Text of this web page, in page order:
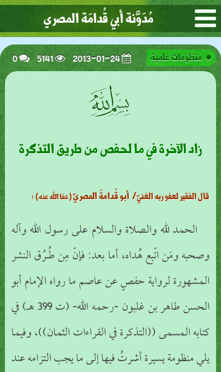
مُدَوَّنة أبي قُدامَة المصري
منظومات علمية 2013-01-24
5141
0
ﭗ
زاد الآخرة في ما لحفص من طريق التذكرة
قال الفقير لعفو ربه الغنيّ/أبو قُدامةَ المصريّ(عفا الله عنه):
الحمد لله والصلاة والسلام على رسول الله وآله
وصحبه ومَن اتّبع هُداه، أما بعد: فإنّ مِن طُـرُق النشر
المشهورة لرواية حفصٍ عن عاصم ما رواه الإمام أبو
الحسن طاهر بن غلبون -رحمه الله- (ت 399 هـ) في
كتابه المسمى ((التذكرة في القراءات الثمان))، وفيما
يلي منظومة يسيرة أشرتُ فيها إلى ما يجب التزامه عند